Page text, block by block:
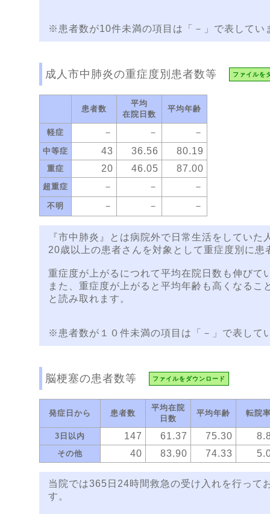
※患者数が10件未満の項目は「－」で表してい
成人市中肺炎の重症度別患者数等 ファイルを
患者数
平均
在院日数
平均年齢
軽症 － － －
中等症 43 36.56 80.19
重症 20 46.05 87.00
超重症 － － －
不明 － － －
『市中肺炎』とは病院外で日常生活をしてい
20歳以上の患者さんを対象として重症度別に
重症度が上がるにつれて平均在院日数も伸びて
また、重症度が上がると平均年齢も高くなる
と読み取れます。
※患者数が１０件未満の項目は「－」で表して
脳梗塞の患者数等 ファイルをダウンロード
発症日から 患者数
平均在院
日数
平均年齢 転院
3日以内 147 61.37 75.30
その他 40 83.90 74.33
当院では365日24時間救急の受け入れを行って
す。